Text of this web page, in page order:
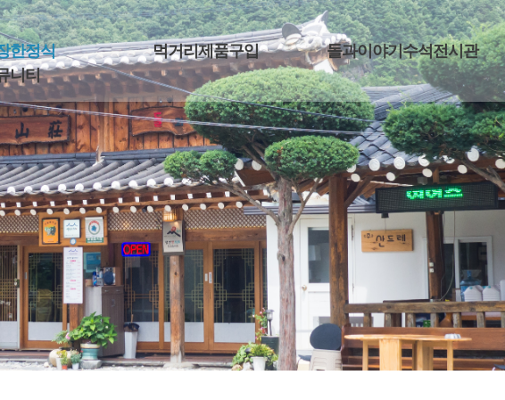
한정식 먹거리제품구입 돌과이야기수석전시관
니티